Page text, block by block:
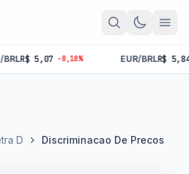
R$ 5,07 -0,10% EUR/BRLR$ 5,84 -
D Discriminacao De Precos